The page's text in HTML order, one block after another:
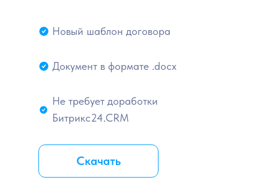
Не требует доработки
Битрикс24.CRM
Документ в формате .docx
Скачать
Новый шаблон договора